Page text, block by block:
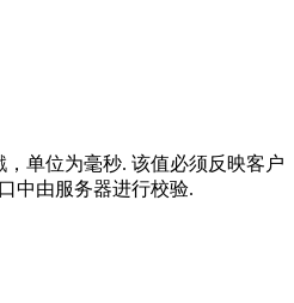
单位为毫秒. 该值必须反映客户
中由服务器进行校验.